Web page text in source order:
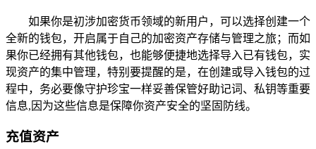
如果你是初涉加密货币领域的新用户，可以选择创建一个
全新的钱包，开启属于自己的加密资产存储与管理之旅；而如
果你已经拥有其他钱包，也能够便捷地选择导入已有钱包，实
现资产的集中管理，特别要提醒的是，在创建或导入钱包的过
程中，务必要像守护珍宝一样妥善保管好助记词、私钥等重要
信息,因为这些信息是保障你资产安全的坚固防线。
充值资产